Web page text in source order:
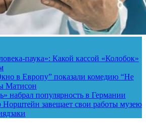
паука»: Какой кассой «Колобок»
в Европу” показали комедию “Не
Матисон
набрал популярность в Германии
Норштейн завещает свои работы музею